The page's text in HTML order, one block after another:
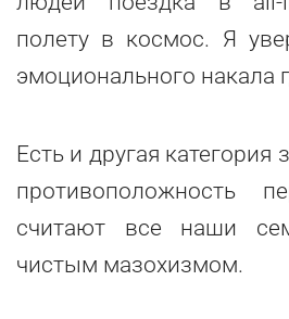
полету в космос. Я
эмоционального накала
Есть и другая
противоположность
считают все наши
чистым мазохизмом.